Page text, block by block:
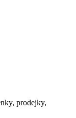
prodejky,